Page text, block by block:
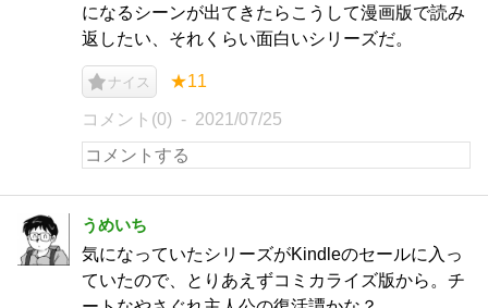
になるシーンが出てきたらこうして漫画版で読み
返したい、それくらい面白いシリーズだ。
ナイス ★11
コメント(0) 2021/07/25
うめいち
気になっていたシリーズがKindleのセールに入っ
ていたので、とりあえずコミカライズ版から。チ